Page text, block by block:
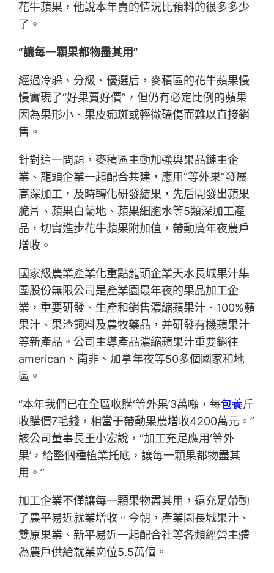
花牛蘋果，他說本年賣的情況比預料的很多多少
了。
“讓每一顆果都物盡其用”
經過冷躲、分級、優選后，麥積區的花牛蘋果慢
慢實現了“好果賣好價”，但仍有必定比例的蘋果
因為果形小、果皮痂斑或輕微磕傷而難以直接銷
售。
針對這一問題，麥積區主動加強與果品鏈主企
業、龍頭企業一起配合共建，應用“等外果”發展
高深加工，及時轉化研發結果，先后開發出蘋果
脆片、蘋果白蘭地、蘋果細胞水等5類深加工產
品，切實進步花牛蘋果附加值，帶動廣年夜農戶
增收。
國家級農業產業化重點龍頭企業天水長城果汁集
團股份無限公司是產業園最年夜的果品加工企
業，重要研發、生產和銷售濃縮蘋果汁、100%蘋
果汁、果渣飼料及農牧藥品，并研發有機蘋果汁
等新產品。公司主導產品濃縮蘋果汁重要銷往
american、南非、加拿年夜等50多個國家和地
區。
“本年我們已在全區收購‘等外果’3萬噸，每包養斤
收購價7毛錢，相當于帶動果農增收4200萬元。”
該公司董事長王小宏說，“加工充足應用‘等外
果’，給整個種植業托底，讓每一顆果都物盡其
用。”
加工企業不僅讓每一顆果物盡其用，還充足帶動
了農平易近就業增收。今朝，產業園長城果汁、
雙原果業、新平易近一起配合社等各類經營主體
為農戶供給就業崗位5.5萬個。